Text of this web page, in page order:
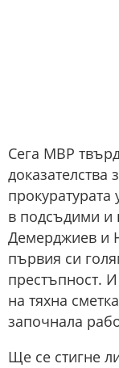
Сега МВР
доказателства
в подсъдими и
Демерджиев и
първия си
престъпност.
на тяхна
започнала
Ще се стигне